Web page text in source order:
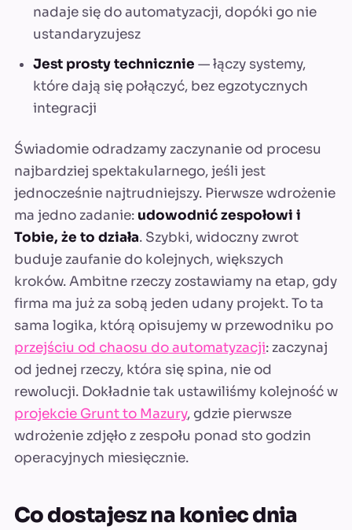
nadaje się do automatyzacji, dopóki go nie
ustandaryzujesz
Jest prosty technicznie — łączy systemy,
które dają się połączyć, bez egzotycznych
integracji
Świadomie odradzamy zaczynanie od procesu
najbardziej spektakularnego, jeśli jest
jednocześnie najtrudniejszy. Pierwsze wdrożenie
ma jedno zadanie: udowodnić zespołowi i
Tobie, że to działa. Szybki, widoczny zwrot
buduje zaufanie do kolejnych, większych
kroków. Ambitne rzeczy zostawiamy na etap, gdy
firma ma już za sobą jeden udany projekt. To ta
sama logika, którą opisujemy w przewodniku po
przejściu od chaosu do automatyzacji: zaczynaj
od jednej rzeczy, która się spina, nie od
rewolucji. Dokładnie tak ustawiliśmy kolejność w
projekcie Grunt to Mazury, gdzie pierwsze
wdrożenie zdjęło z zespołu ponad sto godzin
operacyjnych miesięcznie.
Co dostajesz na koniec dnia